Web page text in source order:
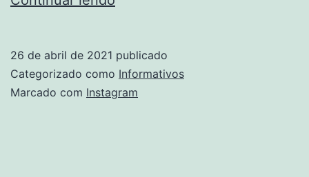
26 de abril de 2021 publicado
Categorizado como Informativos
Marcado com Instagram